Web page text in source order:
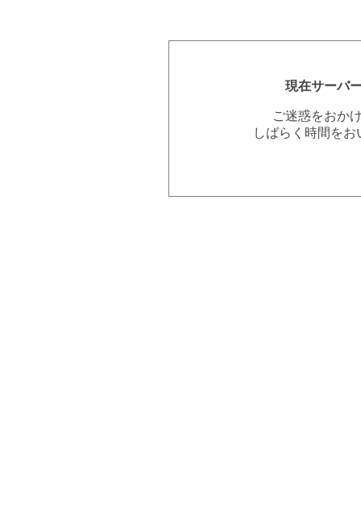
現在サーバ
ご迷惑をおか
しばらく時間を